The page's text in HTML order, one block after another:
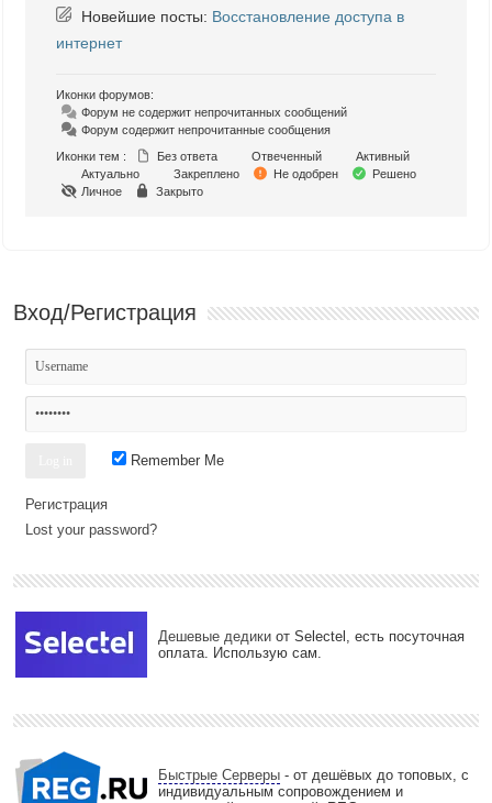
Новейшие посты: Восстановление доступа в
интернет
Иконки форумов:
Форум не содержит непрочитанных сообщений
Форум содержит непрочитанные сообщения
Иконки тем :
Без ответа Отвеченный
Активный
Актуально
Закреплено Не одобрен
Решено
Личное
Закрыто
Вход/Регистрация
Remember Me
Регистрация
Lost your password?
Дешевые дедики от Selectel, есть посуточная
оплата. Использую сам.
Быстрые Серверы - от дешёвых до топовых, с
индивидуальным сопровождением и